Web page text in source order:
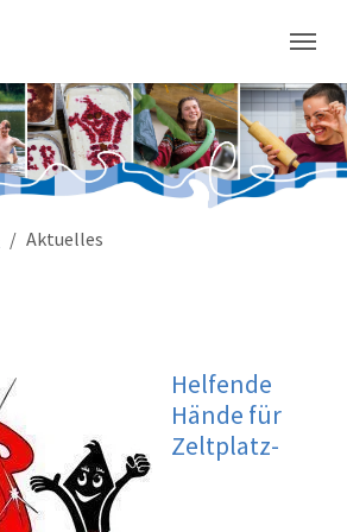
Aktuelles
Helfende
Hände für
Zeltplatz-